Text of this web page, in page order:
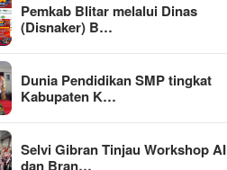
Pemkab Blitar melalui Dinas
(Disnaker) B…
Dunia Pendidikan SMP tingkat
Kabupaten K…
Selvi Gibran Tinjau Workshop AI
dan Bran…